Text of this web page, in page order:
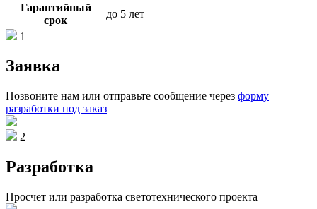
Гарантийный
срок
до 5 лет
1
Заявка
Позвоните нам или отправьте сообщение через форму
разработки под заказ
2
Разработка
Просчет или разработка светотехнического проекта